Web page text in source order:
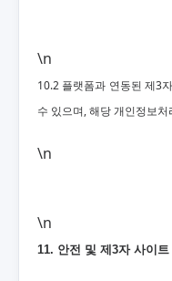
\n
10.2 플랫폼과 연동된 제3
수 있으며, 해당 개인정보
\n
\n
11. 안전 및 제3자 사이트